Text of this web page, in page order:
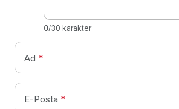
0/30 karakter
Ad *
E-Posta *